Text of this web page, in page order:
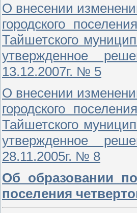
О внесении
городского
Тайшетского
утвержденное
13.12.2007г. № 5
О внесении
городского
Тайшетского
утвержденное
28.11.2005г. № 8
Об образовании
поселения